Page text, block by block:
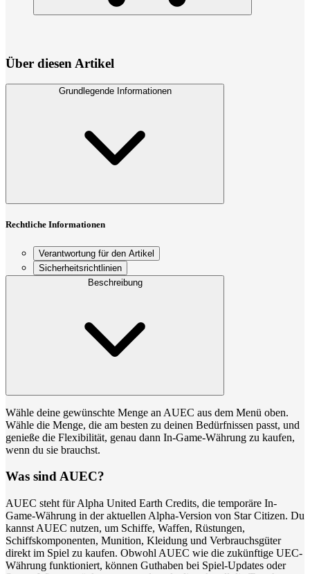
Über diesen Artikel
Grundlegende Informationen
Rechtliche Informationen
Verantwortung für den Artikel
Sicherheitsrichtlinien
Beschreibung
Wähle deine gewünschte Menge an AUEC aus dem Menü oben.
Wähle die Menge, die am besten zu deinen Bedürfnissen passt, und
genieße die Flexibilität, genau dann In-Game-Währung zu kaufen,
wenn du sie brauchst.
Was sind AUEC?
AUEC steht für Alpha United Earth Credits, die temporäre In-
Game-Währung in der aktuellen Alpha-Version von Star Citizen. Du
kannst AUEC nutzen, um Schiffe, Waffen, Rüstungen,
Schiffskomponenten, Munition, Kleidung und Verbrauchsgüter
direkt im Spiel zu kaufen. Obwohl AUEC wie die zukünftige UEC-
Währung funktioniert, können Guthaben bei Spiel-Updates oder